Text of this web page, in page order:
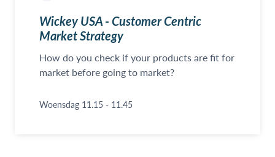
Wickey USA - Customer Centric
Market Strategy
How do you check if your products are fit for
market before going to market?
Woensdag 11.15 - 11.45